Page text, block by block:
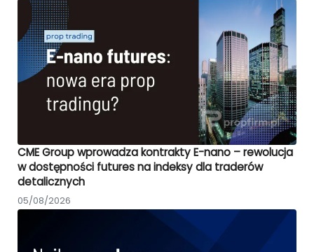
CME Group wprowadza kontrakty E-nano – rewolucja
w dostępności futures na indeksy dla traderów
detalicznych
05/08/2026